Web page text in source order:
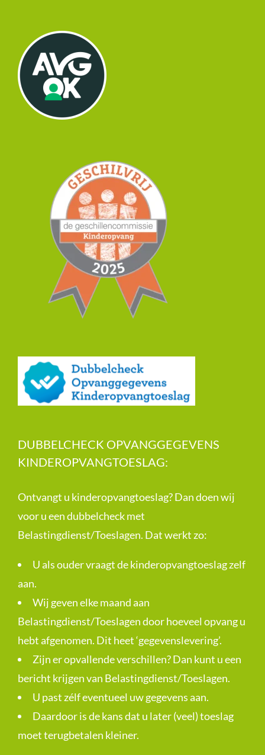
DUBBELCHECK OPVANGGEGEVENS
KINDEROPVANGTOESLAG:
Ontvangt u kinderopvangtoeslag? Dan doen wij
voor u een dubbelcheck met
Belastingdienst/Toeslagen. Dat werkt zo:
U als ouder vraagt de kinderopvangtoeslag zelf
aan.
Wij geven elke maand aan
Belastingdienst/Toeslagen door hoeveel opvang u
hebt afgenomen. Dit heet ‘gegevenslevering’.
Zijn er opvallende verschillen? Dan kunt u een
bericht krijgen van Belastingdienst/Toeslagen.
U past zélf eventueel uw gegevens aan.
Daardoor is de kans dat u later (veel) toeslag
moet terugbetalen kleiner.